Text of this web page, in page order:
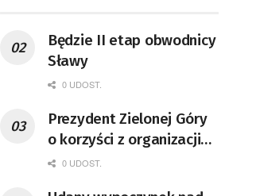
Będzie II etap obwodnicy
Sławy
0 UDOST.
Prezydent Zielonej Góry
o korzyści z organizacji
mety Tour de Pologne
0 UDOST.